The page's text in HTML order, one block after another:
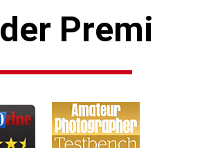
Premi